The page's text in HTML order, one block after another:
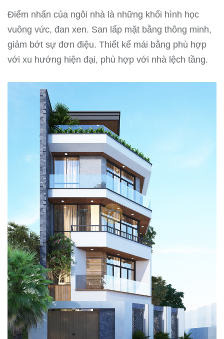
Điểm nhấn của ngôi nhà là những khối hình học
vuông vức, đan xen. San lấp mặt bằng thông minh,
giảm bớt sự đơn điệu. Thiết kế mái bằng phù hợp
với xu hướng hiện đại, phù hợp với nhà lệch tầng.